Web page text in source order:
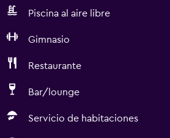
Piscina al aire libre
Gimnasio
Restaurante
Bar/lounge
Servicio de habitaciones